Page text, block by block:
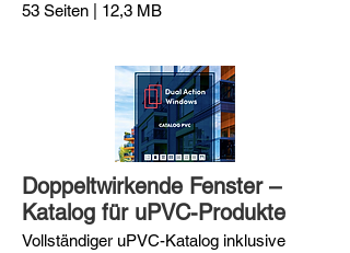
53 Seiten | 12,3 MB
Doppeltwirkende Fenster –
Katalog für uPVC-Produkte
Vollständiger uPVC-Katalog inklusive